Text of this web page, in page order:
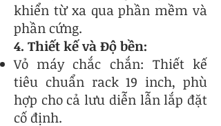
khiển từ xa qua phần mềm và
phần cứng.
4. Thiết kế và Độ bền:
Vỏ máy chắc chắn: Thiết kế
tiêu chuẩn rack 19 inch, phù
hợp cho cả lưu diễn lẫn lắp đặt
cố định.